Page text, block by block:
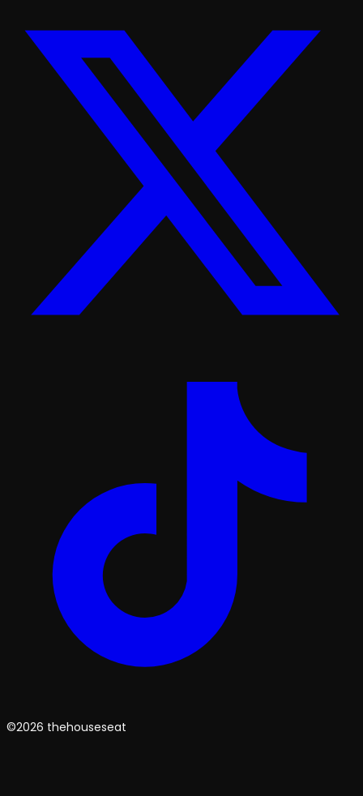
©2026 thehouseseat